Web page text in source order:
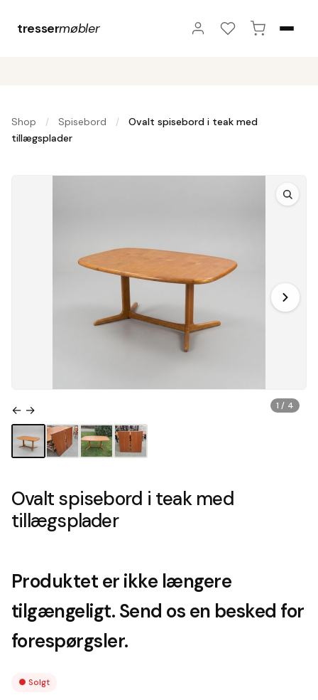
tressermøbler
Shop / Spisebord /
Ovalt spisebord i teak med
tillægsplader
1 / 4
← →
Ovalt spisebord i teak med
tillægsplader
Produktet er ikke længere
tilgængeligt. Send os en besked for
forespørgsler.
● Solgt